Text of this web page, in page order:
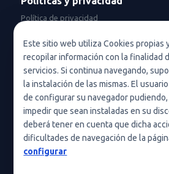
Este sitio web utiliza Cookies propias
recopilar información con la finalidad
servicios. Si continua navegando,
la instalación de las mismas. El
de configurar su navegador pudiendo,
impedir que sean instaladas en su
deberá tener en cuenta que dicha
dificultades de navegación de la
configurar
Política de privacidad
Política de privacidad en redes sociales
Condiciones de uso
Política de cookies (UE)
Política de cookies
Condiciones generales de contratación
Nota legal